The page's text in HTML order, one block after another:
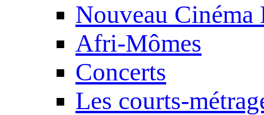
Nouveau Cinéma
Afri-Mômes
Concerts
Les courts-